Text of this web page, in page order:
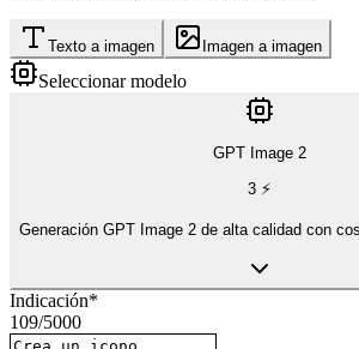
Texto a imagen Imagen a imagen
Seleccionar modelo
GPT Image 2
3⚡
Generación GPT Image 2 de alta calidad con
Indicación*
109/5000